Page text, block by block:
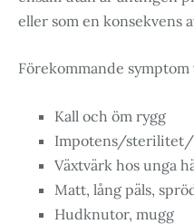
eller som en konsekvens
Förekommande
Kall och öm rygg
Impotens/
Växtvärk hos unga
Matt, lång päls,
Hudknutor, mugg